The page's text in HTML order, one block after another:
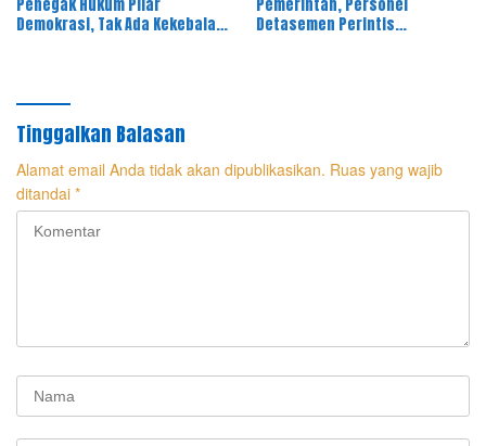
Penegak Hukum Pilar
Demokrasi, Tak Ada Kekebalan
Pemerintah, Personel
Detasemen Perintis
Tinggalkan Balasan
Alamat email Anda tidak akan dipublikasikan. Ruas yang wajib
ditandai *